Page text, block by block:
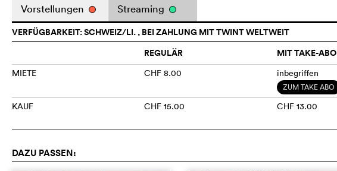
Vorstellungen Streaming
VERFÜGBARKEIT: SCHWEIZ/LI. , BEI ZAHLUNG MIT TWINT WELTWEIT
REGULÄR
MIT TAKE-ABO
MIETE CHF 8.00 inbegriffen
ZUM TAKE ABO
KAUF CHF 15.00 CHF 13.00
DAZU PASSEN: